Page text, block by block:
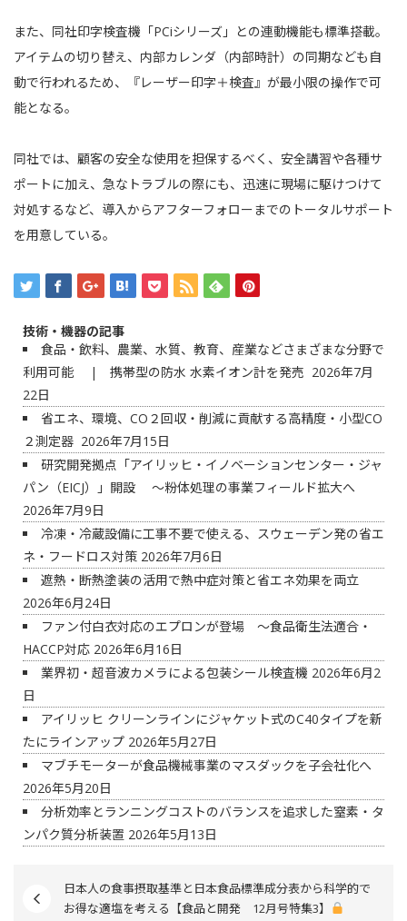
また、同社印字検査機「PCiシリーズ」との連動機能も標準搭載。
アイテムの切り替え、内部カレンダ（内部時計）の同期なども自
動で行われるため、『レーザー印字＋検査』が最小限の操作で可
能となる。
同社では、顧客の安全な使用を担保するべく、安全講習や各種サ
ポートに加え、急なトラブルの際にも、迅速に現場に駆けつけて
対処するなど、導入からアフターフォローまでのトータルサポート
を用意している。
技術・機器の記事
食品・飲料、農業、水質、教育、産業などさまざまな分野で
利用可能 | 携帯型の防水 水素イオン計を発売 2026年7月
22日
省エネ、環境、CO２回収・削減に貢献する高精度・小型CO
２測定器 2026年7月15日
研究開発拠点「アイリッヒ・イノベーションセンター・ジャ
パン（EICJ）」開設 ～粉体処理の事業フィールド拡大へ
2026年7月9日
冷凍・冷蔵設備に工事不要で使える、スウェーデン発の省エ
ネ・フードロス対策 2026年7月6日
遮熱・断熱塗装の活用で熱中症対策と省エネ効果を両立
2026年6月24日
ファン付白衣対応のエプロンが登場 ～食品衛生法適合・
HACCP対応 2026年6月16日
業界初・超音波カメラによる包装シール検査機 2026年6月2
日
アイリッヒ クリーンラインにジャケット式のC40タイプを新
たにラインアップ 2026年5月27日
マブチモーターが食品機械事業のマスダックを子会社化へ
2026年5月20日
分析効率とランニングコストのバランスを追求した窒素・タ
ンパク質分析装置 2026年5月13日
日本人の食事摂取基準と日本食品標準成分表から科学的で
お得な適塩を考える【食品と開発 12月号特集3】